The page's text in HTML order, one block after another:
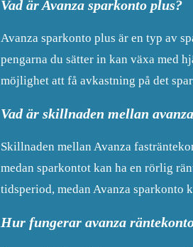
Vad är Avanza sparkonto plus?
Avanza sparkonto plus är en typ av
pengarna du sätter in kan växa med
möjlighet att få avkastning på det
Vad är skillnaden mellan
Skillnaden mellan Avanza
medan sparkontot kan ha en rörlig
tidsperiod, medan Avanza sparkonto
Hur fungerar avanza